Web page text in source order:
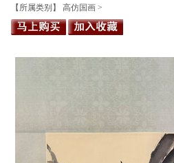
【所属类别】 高仿国画 >